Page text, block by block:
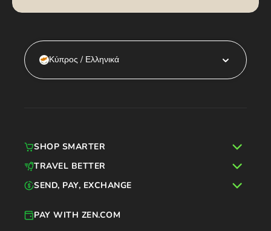
Κύπρος / Ελληνικά
PAY WITH ZEN.COM
SHOP SMARTER
TRAVEL BETTER
SEND, PAY, EXCHANGE